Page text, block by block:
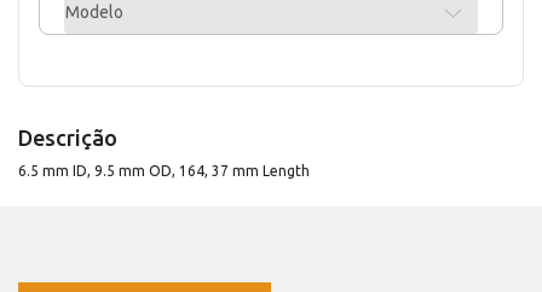
Modelo
Descrição
6.5 mm ID, 9.5 mm OD, 164, 37 mm Length